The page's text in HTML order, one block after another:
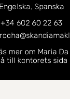
på följande språk:
Engelska Spanska
+34 602 60 22 63
mer om Maria Da
till kontorets sida